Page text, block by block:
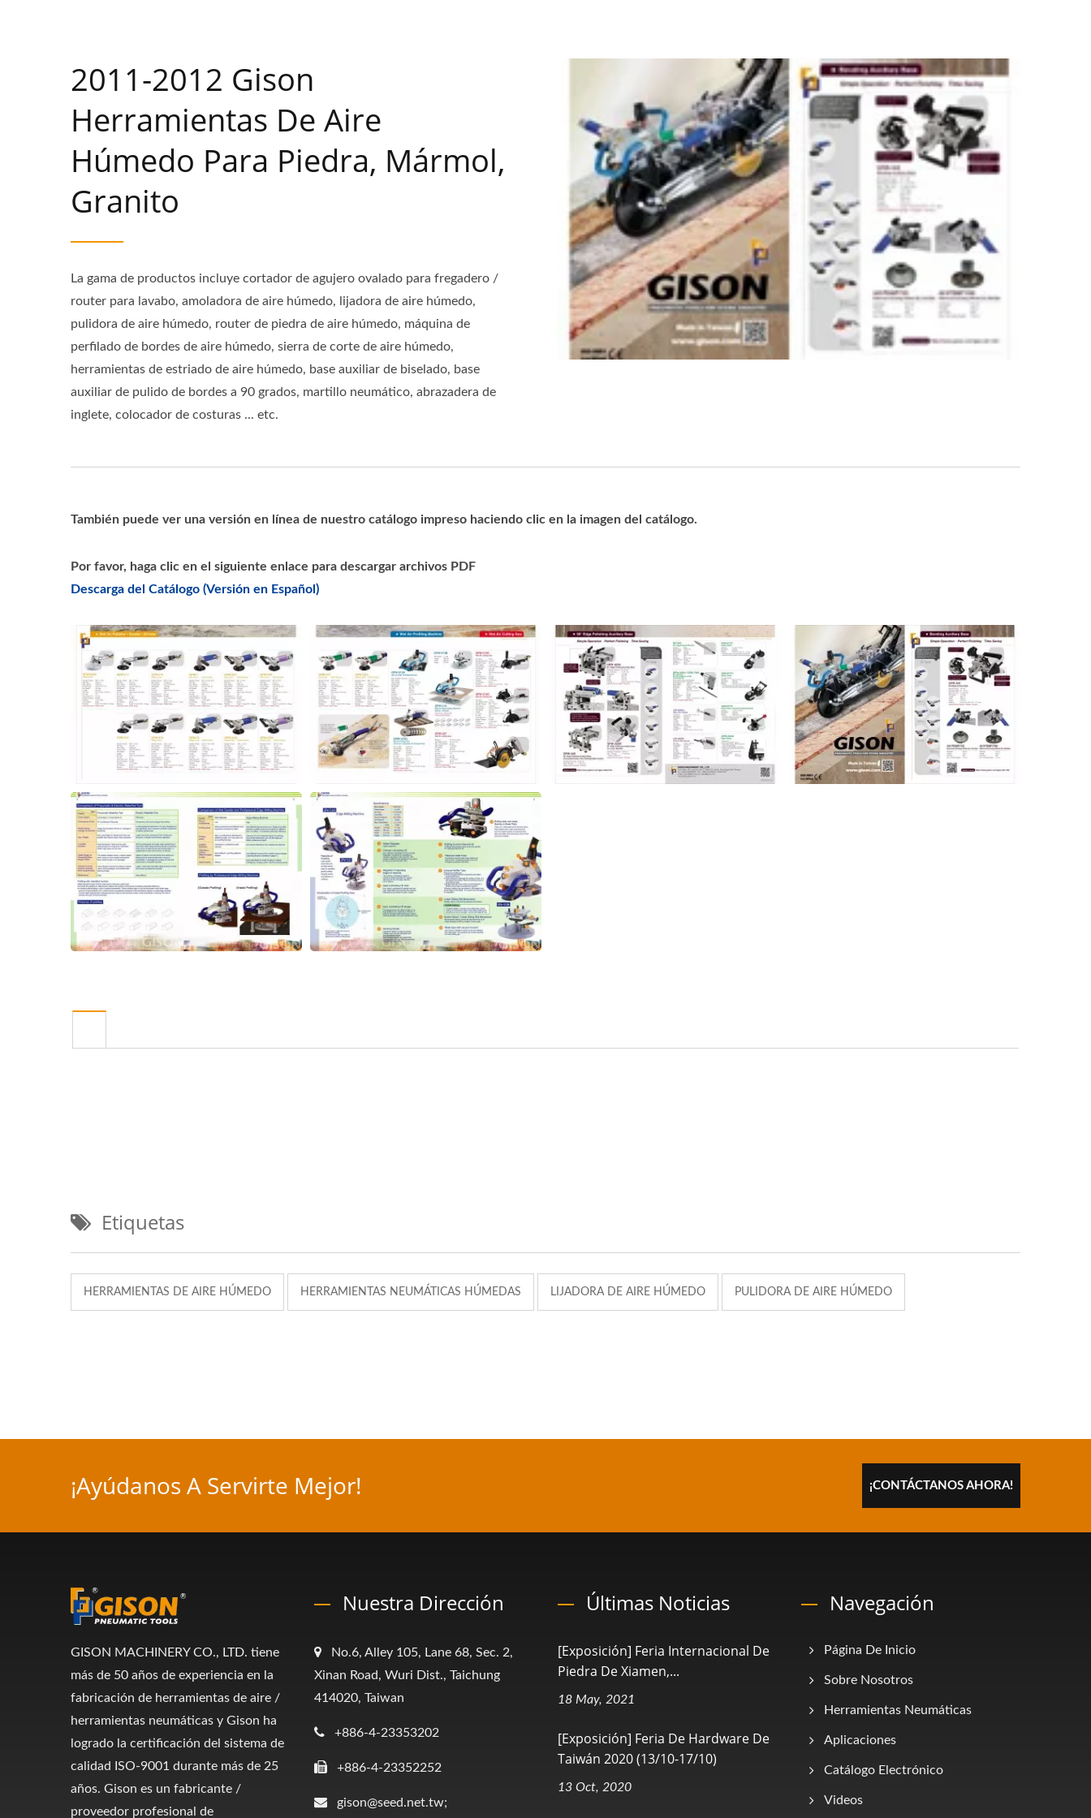
2011-2012 Gison
Herramientas De Aire
Húmedo Para Piedra, Mármol,
Granito
La gama de productos incluye cortador de agujero ovalado para fregadero /
router para lavabo, amoladora de aire húmedo, lijadora de aire húmedo,
pulidora de aire húmedo, router de piedra de aire húmedo, máquina de
perfilado de bordes de aire húmedo, sierra de corte de aire húmedo,
herramientas de estriado de aire húmedo, base auxiliar de biselado, base
auxiliar de pulido de bordes a 90 grados, martillo neumático, abrazadera de
inglete, colocador de costuras ... etc.
También puede ver una versión en línea de nuestro catálogo impreso haciendo clic en la imagen del catálogo.
Por favor, haga clic en el siguiente enlace para descargar archivos PDF
Descarga del Catálogo (Versión en Español)
Etiquetas
HERRAMIENTAS DE AIRE HÚMEDO HERRAMIENTAS NEUMÁTICAS HÚMEDAS LIJADORA DE AIRE HÚMEDO PULIDORA DE AIRE HÚMEDO
¡Ayúdanos A Servirte Mejor! ¡CONTÁCTANOS AHORA!
GISON MACHINERY CO., LTD. tiene
más de 50 años de experiencia en la
fabricación de herramientas de aire /
herramientas neumáticas y Gison ha
logrado la certificación del sistema de
calidad ISO-9001 durante más de 25
años. Gison es un fabricante /
proveedor profesional de
Nuestra Dirección
No.6, Alley 105, Lane 68, Sec. 2,
Xinan Road, Wuri Dist., Taichung
414020, Taiwan
+886-4-23353202
+886-4-23352252
gison@seed.net.tw;
Últimas Noticias
[Exposición] Feria Internacional De
Piedra De Xiamen,...
18 May, 2021
[Exposición] Feria De Hardware De
Taiwán 2020 (13/10-17/10)
13 Oct, 2020
Navegación
Página De Inicio
Sobre Nosotros
Herramientas Neumáticas
Aplicaciones
Catálogo Electrónico
Videos